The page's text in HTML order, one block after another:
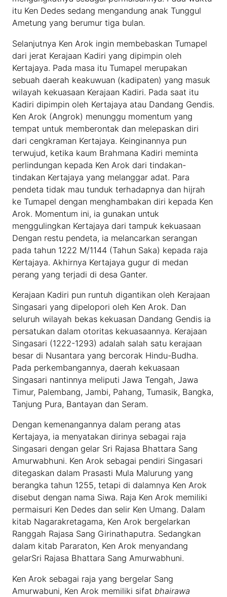
itu Ken Dedes sedang mengandung anak Tunggul
Ametung yang berumur tiga bulan.
Selanjutnya Ken Arok ingin membebaskan Tumapel
dari jerat Kerajaan Kadiri yang dipimpin oleh
Kertajaya. Pada masa itu Tumapel merupakan
sebuah daerah keakuwuan (kadipaten) yang masuk
wilayah kekuasaan Kerajaan Kadiri. Pada saat itu
Kadiri dipimpin oleh Kertajaya atau Dandang Gendis.
Ken Arok (Angrok) menunggu momentum yang
tempat untuk memberontak dan melepaskan diri
dari cengkraman Kertajaya. Keinginannya pun
terwujud, ketika kaum Brahmana Kadiri meminta
perlindungan kepada Ken Arok dari tindakan-
tindakan Kertajaya yang melanggar adat. Para
pendeta tidak mau tunduk terhadapnya dan hijrah
ke Tumapel dengan menghambakan diri kepada Ken
Arok. Momentum ini, ia gunakan untuk
menggulingkan Kertajaya dari tampuk kekuasaan
Dengan restu pendeta, ia melancarkan serangan
pada tahun 1222 M/1144 (Tahun Saka) kepada raja
Kertajaya. Akhirnya Kertajaya gugur di medan
perang yang terjadi di desa Ganter.
Kerajaan Kadiri pun runtuh digantikan oleh Kerajaan
Singasari yang dipelopori oleh Ken Arok. Dan
seluruh wilayah bekas kekuasan Dandang Gendis ia
persatukan dalam otoritas kekuasaannya. Kerajaan
Singasari (1222-1293) adalah salah satu kerajaan
besar di Nusantara yang bercorak Hindu-Budha.
Pada perkembangannya, daerah kekuasaan
Singasari nantinnya meliputi Jawa Tengah, Jawa
Timur, Palembang, Jambi, Pahang, Tumasik, Bangka,
Tanjung Pura, Bantayan dan Seram.
Dengan kemenangannya dalam perang atas
Kertajaya, ia menyatakan dirinya sebagai raja
Singasari dengan gelar Sri Rajasa Bhattara Sang
Amurwabhuni. Ken Arok sebagai pendiri Singasari
ditegaskan dalam Prasasti Mula Malurung yang
berangka tahun 1255, tetapi di dalamnya Ken Arok
disebut dengan nama Siwa. Raja Ken Arok memiliki
permaisuri Ken Dedes dan selir Ken Umang. Dalam
kitab Nagarakretagama, Ken Arok bergelarkan
Ranggah Rajasa Sang Girinathaputra. Sedangkan
dalam kitab Pararaton, Ken Arok menyandang
gelarSri Rajasa Bhattara Sang Amurwabhuni.
Ken Arok sebagai raja yang bergelar Sang
Amurwabuni, Ken Arok memiliki sifat bhairawa